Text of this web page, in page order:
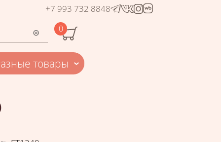
+7 993 732 8848
0
товары